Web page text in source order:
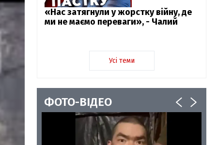
«Нас затягнули у жорстку війну, де
ми не маємо переваги», - Чалий
Усі теми
ФОТО-ВІДЕО